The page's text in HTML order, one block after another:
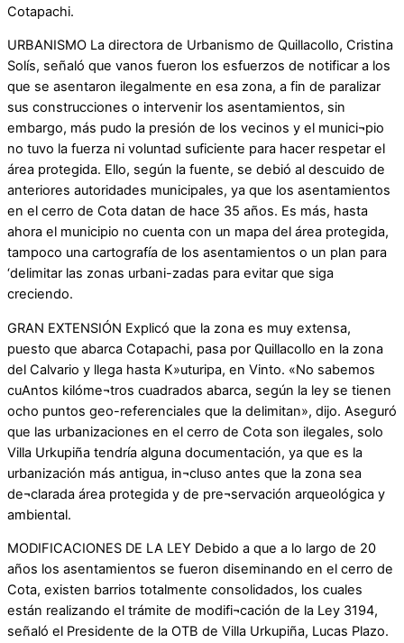
Cotapachi.
URBANISMO La directora de Urbanismo de Quillacollo, Cristina
Solís, señaló que vanos fueron los esfuerzos de notificar a los
que se asentaron ilegalmente en esa zona, a fin de paralizar
sus construcciones o intervenir los asentamientos, sin
embargo, más pudo la presión de los vecinos y el munici¬pio
no tuvo la fuerza ni voluntad suficiente para hacer respetar el
área protegida. Ello, según la fuente, se debió al descuido de
anteriores autoridades municipales, ya que los asentamientos
en el cerro de Cota datan de hace 35 años. Es más, hasta
ahora el municipio no cuenta con un mapa del área protegida,
tampoco una cartografía de los asentamientos o un plan para
‘delimitar las zonas urbani-zadas para evitar que siga
creciendo.
GRAN EXTENSIÓN Explicó que la zona es muy extensa,
puesto que abarca Cotapachi, pasa por Quillacollo en la zona
del Calvario y llega hasta K»uturipa, en Vinto. «No sabemos
cuAntos kilóme¬tros cuadrados abarca, según la ley se tienen
ocho puntos geo-referenciales que la delimitan», dijo. Aseguró
que las urbanizaciones en el cerro de Cota son ilegales, solo
Villa Urkupiña tendría alguna documentación, ya que es la
urbanización más antigua, in¬cluso antes que la zona sea
de¬clarada área protegida y de pre¬servación arqueológica y
ambiental.
MODIFICACIONES DE LA LEY Debido a que a lo largo de 20
años los asentamientos se fueron diseminando en el cerro de
Cota, existen barrios totalmente consolidados, los cuales
están realizando el trámite de modifi¬cación de la Ley 3194,
señaló el Presidente de la OTB de Villa Urkupiña, Lucas Plazo.